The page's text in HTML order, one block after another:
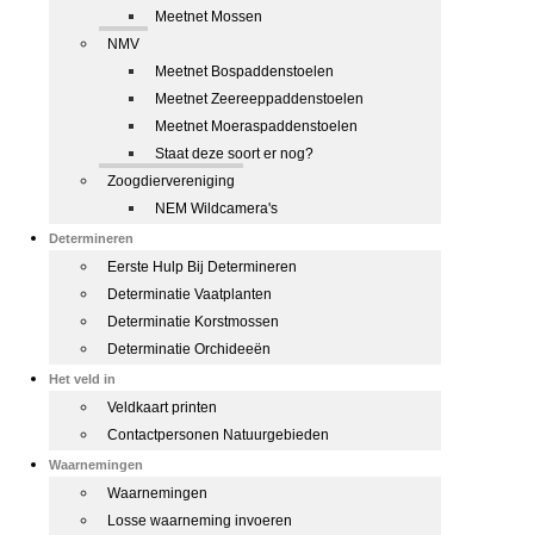
Meetnet Mossen
NMV
Meetnet Bospaddenstoelen
Meetnet Zeereeppaddenstoelen
Meetnet Moeraspaddenstoelen
Staat deze soort er nog?
Zoogdiervereniging
NEM Wildcamera's
Determineren
Eerste Hulp Bij Determineren
Determinatie Vaatplanten
Determinatie Korstmossen
Determinatie Orchideeën
Het veld in
Veldkaart printen
Contactpersonen Natuurgebieden
Waarnemingen
Waarnemingen
Losse waarneming invoeren